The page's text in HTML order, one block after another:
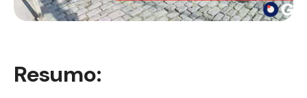
Resumo: